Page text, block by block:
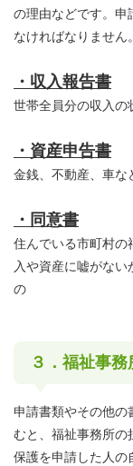
の理由などです。申
なければなりません。
・収入報告書
世帯全員分の収入の
・資産申告書
金銭、不動産、車な
・同意書
住んでいる市町村の
入や資産に嘘がな
の
３．福祉事
申請書類やその他の
むと、福祉事務所の
保護を申請した人の